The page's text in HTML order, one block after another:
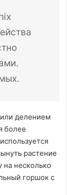
делением
более
растение
на несколько
горшок с